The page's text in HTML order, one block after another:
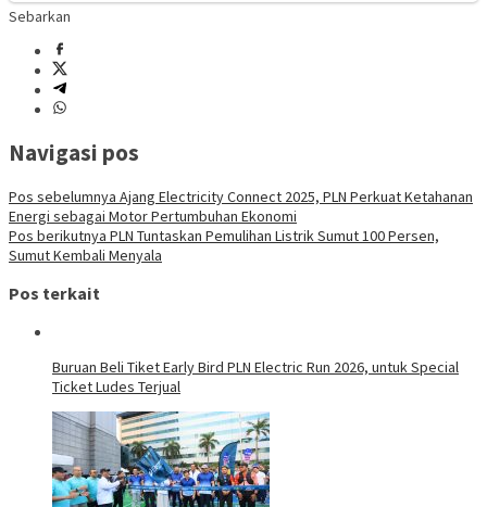
Sebarkan
Navigasi pos
Pos sebelumnya Ajang Electricity Connect 2025, PLN Perkuat Ketahanan
Energi sebagai Motor Pertumbuhan Ekonomi
Pos berikutnya PLN Tuntaskan Pemulihan Listrik Sumut 100 Persen,
Sumut Kembali Menyala
Pos terkait
Buruan Beli Tiket Early Bird PLN Electric Run 2026, untuk Special
Ticket Ludes Terjual